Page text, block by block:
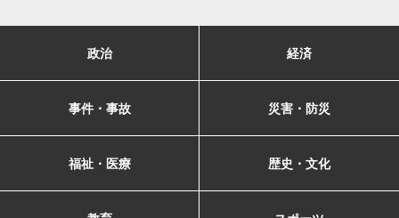
政治 経済
事件・事故 災害・防災
福祉・医療 歴史・文化